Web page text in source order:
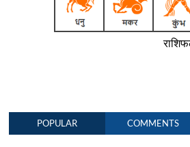
POPULAR COMMENTS